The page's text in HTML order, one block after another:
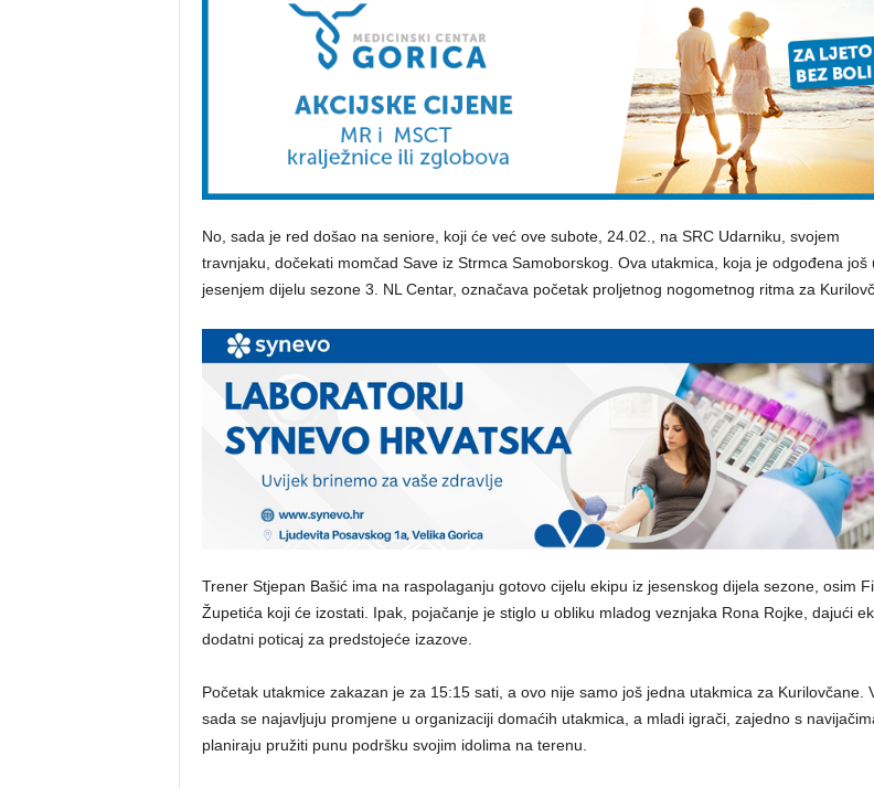
No, sada je red došao na seniore, koji će već ove subote, 24.02., na SRC Udarniku, svojem
travnjaku, dočekati momčad Save iz Strmca Samoborskog. Ova utakmica, koja je odgođena još
jesenjem dijelu sezone 3. NL Centar, označava početak proljetnog nogometnog ritma za
Trener Stjepan Bašić ima na raspolaganju gotovo cijelu ekipu iz jesenskog dijela sezone, osim
Župetića koji će izostati. Ipak, pojačanje je stiglo u obliku mladog veznjaka Rona Rojke, dajući
dodatni poticaj za predstojeće izazove.
Početak utakmice zakazan je za 15:15 sati, a ovo nije samo još jedna utakmica za Kurilovčane.
sada se najavljuju promjene u organizaciji domaćih utakmica, a mladi igrači, zajedno s
planiraju pružiti punu podršku svojim idolima na terenu.